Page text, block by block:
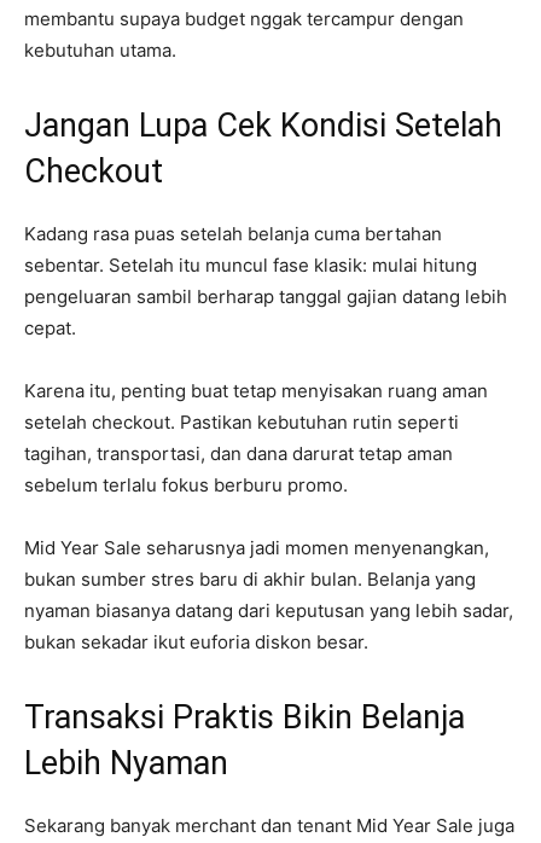
membantu supaya budget nggak tercampur dengan
kebutuhan utama.
Jangan Lupa Cek Kondisi Setelah
Checkout
Kadang rasa puas setelah belanja cuma bertahan
sebentar. Setelah itu muncul fase klasik: mulai hitung
pengeluaran sambil berharap tanggal gajian datang lebih
cepat.
Karena itu, penting buat tetap menyisakan ruang aman
setelah checkout. Pastikan kebutuhan rutin seperti
tagihan, transportasi, dan dana darurat tetap aman
sebelum terlalu fokus berburu promo.
Mid Year Sale seharusnya jadi momen menyenangkan,
bukan sumber stres baru di akhir bulan. Belanja yang
nyaman biasanya datang dari keputusan yang lebih sadar,
bukan sekadar ikut euforia diskon besar.
Transaksi Praktis Bikin Belanja
Lebih Nyaman
Sekarang banyak merchant dan tenant Mid Year Sale juga